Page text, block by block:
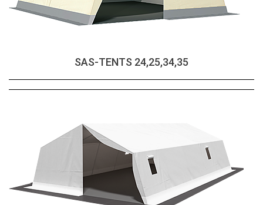
SAS-TENTS 24,25,34,35